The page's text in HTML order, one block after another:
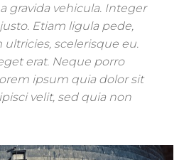
gravida vehicula. Integer
Etiam ligula pede,
scelerisque eu.
erat. Neque porro
ipsum quia dolor sit
velit, sed quia non